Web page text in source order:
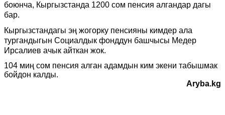
боюнча, Кыргызстанда 1200 сом пенсия алгандар дагы
бар.
Кыргызстандагы эң жогорку пенсияны кимдер ала
тургандыгын Социалдык фонддун башчысы Медер
Ирсалиев ачык айткан жок.
104 миң сом пенсия алган адамдын ким экени табышмак
бойдон калды.
Aryba.kg